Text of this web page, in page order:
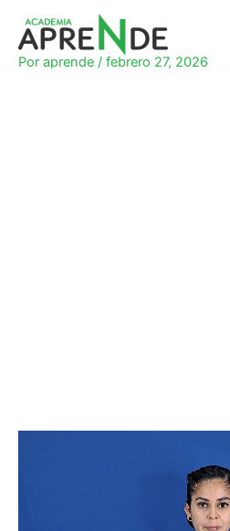
contenido
Por aprende / febrero 27, 2026